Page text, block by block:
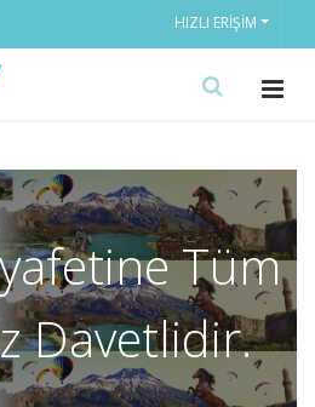
HIZLI ERIŞIM
Tüm
Davetlidir.